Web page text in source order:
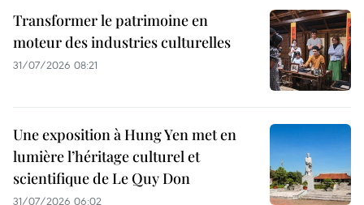
Transformer le patrimoine en
moteur des industries culturelles
31/07/2026 08:21
Une exposition à Hung Yen met en
lumière l’héritage culturel et
scientifique de Le Quy Don
31/07/2026 06:02